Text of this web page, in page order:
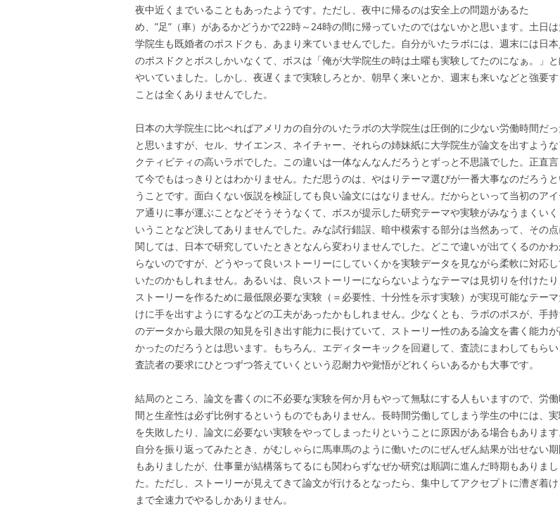
夜中近くまでいることもあったようです。ただし、夜中に帰るのは安全上の問題があるた
め、”足”（車）があるかどうかで22時～24時の間に帰っていたのではないかと思います。土日
学院生も既婚者のポスドクも、あまり来ていませんでした。自分がいたラボには、週末には日本
のポスドクとボスしかいなくて、ボスは「俺が大学院生の時は土曜も実験してたのになぁ。」
やいていました。しかし、夜遅くまで実験しろとか、朝早く来いとか、週末も来いなどと強要す
ことは全くありませんでした。
日本の大学院生に比べればアメリカの自分のいたラボの大学院生は圧倒的に少ない労働時間だっ
と思いますが、セル、サイエンス、ネイチャー、それらの姉妹紙に大学院生が論文を出すよう
クティビティの高いラボでした。この違いは一体なんなんだろうとずっと不思議でした。正直言
て今でもはっきりとはわかりません。ただ思うのは、やはりテーマ選びが一番大事なのだろう
うことです。面白くない仮説を検証しても良い論文にはなりません。だからといって当初のア
ア通りに事が運ぶことなどそうそうなくて、ボスが提示した研究テーマや実験がみなうまくいく
いうことなど決してありませんでした。みな試行錯誤、暗中模索する部分は当然あって、その
関しては、日本で研究していたときとなんら変わりませんでした。どこで違いが出てくるのか
らないのですが、どうやって良いストーリーにしていくかを実験データを見ながら柔軟に対応し
いたのかもしれません。あるいは、良いストーリーにならないようなテーマは見切りを付けたり
ストーリーを作るために最低限必要な実験（＝必要性、十分性を示す実験）が実現可能なテー
けに手を出すようにするなどの工夫があったかもしれません。少なくとも、ラボのボスが、手
のデータから最大限の知見を引き出す能力に長けていて、ストーリー性のある論文を書く能力
かったのだろうとは思います。もちろん、エディターキックを回避して、査読にまわしてもらい
査読者の要求にひとつずつ答えていくという忍耐力や覚悟がどれくらいあるかも大事です。
結局のところ、論文を書くのに不必要な実験を何か月もやって無駄にする人もいますので、労
間と生産性は必ず比例するというものでもありません。長時間労働してしまう学生の中には、
を失敗したり、論文に必要ない実験をやってしまったりということに原因がある場合もあります
自分を振り返ってみたとき、がむしゃらに馬車馬のように働いたのにぜんぜん結果が出せない
もありましたが、仕事量が結構落ちてるにも関わらずなぜか研究は順調に進んだ時期もありまし
た。ただし、ストーリーが見えてきて論文が行けるとなったら、集中してアクセプトに漕ぎ着け
まで全速力でやるしかありません。